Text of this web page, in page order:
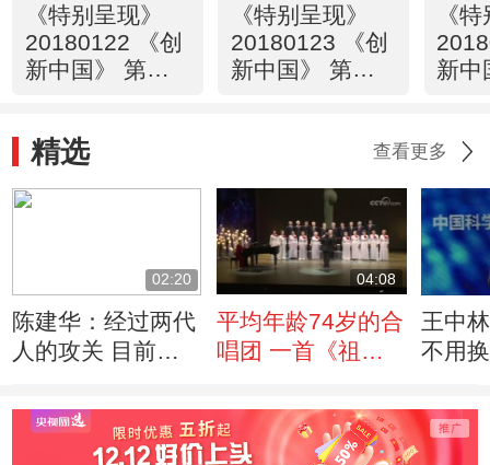
《特别呈现》
20180122 《创
新中国》 第一
《特别呈现》
20180123 《创
新中国》 第二
《
新中
精选 查看更多
02:20
陈建华：经过两代
人的攻关 目前中
先地位
04:08
平均年龄74岁的合
唱团 一首《祖国
场
王中
不用